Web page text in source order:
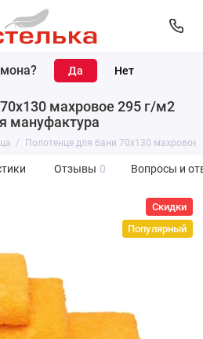
?
махровое 295 г/м2
мануфактура
Полотенце для бани 70х130
Отзывы 0 Вопросы и
Скидки
Популярный